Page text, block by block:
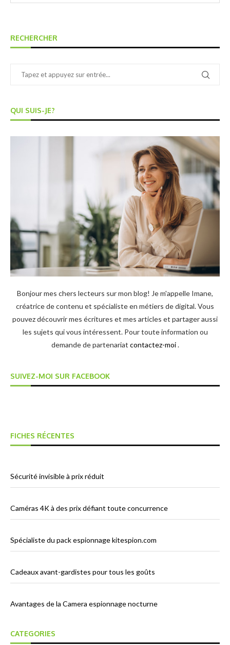
RECHERCHER
QUI SUIS-JE?
Bonjour mes chers lecteurs sur mon blog! Je m'appelle Imane,
créatrice de contenu et spécialiste en métiers de digital. Vous
pouvez découvrir mes écritures et mes articles et partager aussi
les sujets qui vous intéressent. Pour toute information ou
demande de partenariat contactez-moi.
SUIVEZ-MOI SUR FACEBOOK
FICHES RÉCENTES
Sécurité invisible à prix réduit
Caméras 4K à des prix défiant toute concurrence
Spécialiste du pack espionnage kitespion.com
Cadeaux avant-gardistes pour tous les goûts
Avantages de la Camera espionnage nocturne
CATEGORIES